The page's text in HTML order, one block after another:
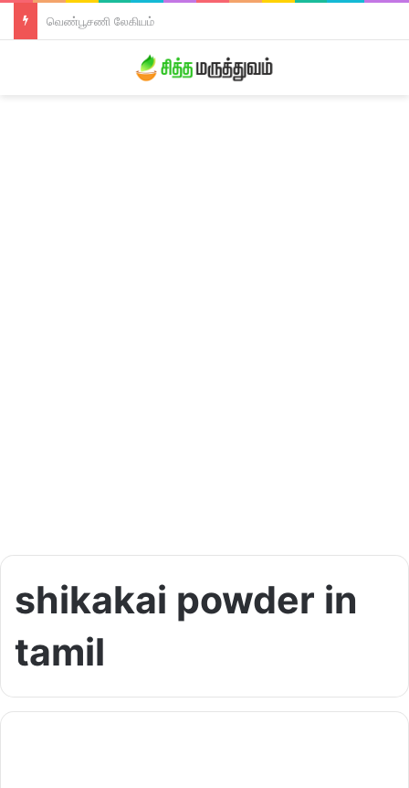
திரிபலா லேகியம்
shikakai powder in
tamil